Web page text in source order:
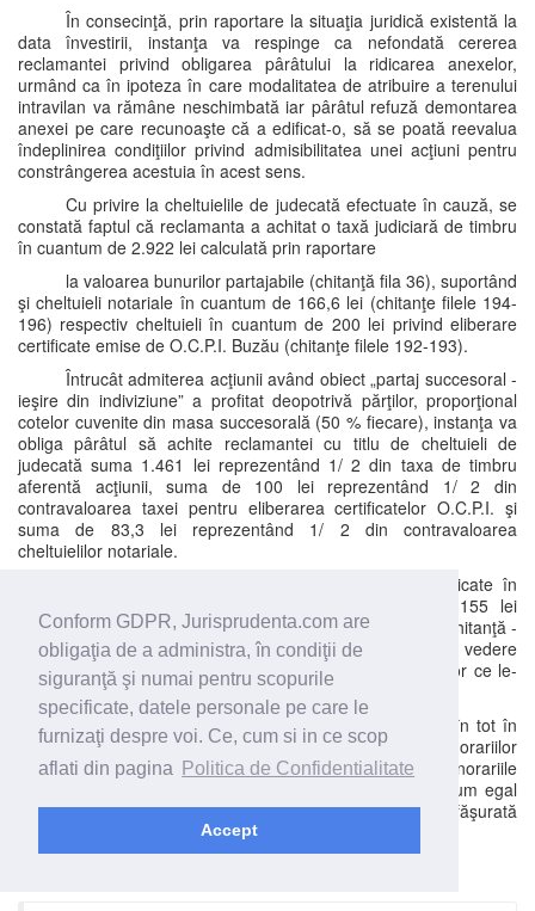
Conform GDPR, Jurisprudenta.com are
obligaţia de a administra, în condiţii de
siguranţă şi numai pentru scopurile
specificate, datele personale pe care le
furnizaţi despre voi. Ce, cum si in ce scop
aflati din pagina
Politica de Confidentialitate
Accept
În consecinţă, prin raportare la situaţia juridică existentă la
data învestirii, instanţa va respinge ca nefondată cererea
reclamantei privind obligarea pârâtului la ridicarea anexelor,
urmând ca în ipoteza în care modalitatea de atribuire a terenului
intravilan va rămâne neschimbată iar pârâtul refuză demontarea
anexei pe care recunoaşte că a edificat-o, să se poată reevalua
îndeplinirea condiţiilor privind admisibilitatea unei acţiuni pentru
constrângerea acestuia în acest sens.
Cu privire la cheltuielile de judecată efectuate în cauză, se
constată faptul că reclamanta a achitat o taxă judiciară de timbru
în cuantum de 2.922 lei calculată prin raportare
la valoarea bunurilor partajabile (chitanţă fila 36), suportând
şi cheltuieli notariale în cuantum de 166,6 lei (chitanţe filele 194-
196) respectiv cheltuieli în cuantum de 200 lei privind eliberare
certificate emise de O.C.P.I. Buzău (chitanţe filele 192-193).
Întrucât admiterea acţiunii având obiect „partaj succesoral -
ieşire din indiviziune” a profitat deopotrivă părţilor, proporţional
cotelor cuvenite din masa succesorală (50 % fiecare), instanţa va
obliga pârâtul să achite reclamantei cu titlu de cheltuieli de
judecată suma 1.461 lei reprezentând 1/ 2 din taxa de timbru
aferentă acţiunii, suma de 100 lei reprezentând 1/ 2 din
contravaloarea taxei pentru eliberarea certificatelor O.C.P.I. şi
suma de 83,3 lei reprezentând 1/ 2 din contravaloarea
cheltuielilor notariale.
Taxele achitate de părţi pentru îmbunătăţirile indicate în
cererea principală şi în cererea reconvenţională ( 1.155 lei
reclamanta, chitanţă - fila 100 respectiv 300 lei pârâtul, chitanţă -
fila 96) rămân în sarcina celor care le-au achitat, având în vedere
faptul că îmbunătăţirile au fost efectuate asupra imobilelor ce le-
au fost atribuite părţilor.
De asemenea, instanţa va dispune compensarea în tot în
ceea ce priveşte cheltuielile efectuate de părţi cu onorariilor
experţilor desemnaţi (suportate în mod egal de părţi) şi onorariile
apărătorilor aleşi (apreciate de instanţă ca fiind în cuantum egal
prin raportare la complexitatea cauzei şi activitatea desfăşurată